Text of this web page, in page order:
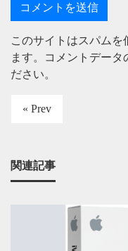
このサイトはスパムを
ます。
コメントデータ
ださい。
« Prev
関連記事